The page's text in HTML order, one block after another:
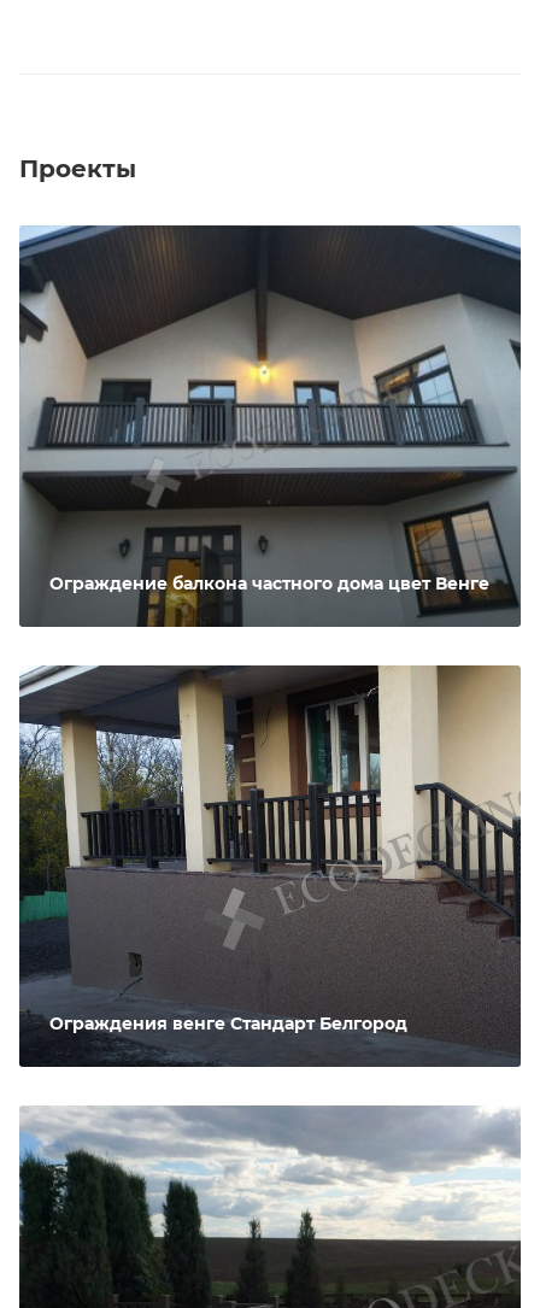
Проекты
Ограждение балкона частного дома цвет Венге
Ограждения венге Стандарт Белгород